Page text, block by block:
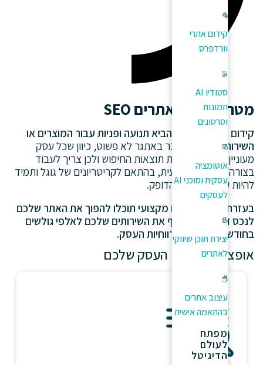
קידום אתרי
וורדפרס
סטודיו AI
תמונות
וסרטונים
אוטומציה
עסקית וסוכני AI
לעסקים
יצירת תוכן שיווקי
לאתרים
עיצוב אתרים
בהתאמה אישית
מפתח
לעולם
הדיגיטל
מטרת קידום אתרים SEO
קידום אתרים נועד להביא תנועה ופניות עבור המוצרים או
השירותים שלך.
מדובר באתגר לא פשוט, כיוון שכל עסק
מעוניין להימצא בחזית תוצאות החיפוש ולכן צריך לעבוד
בצורה יסודית, מקצועית, בהתאם לקריטריונים של גוגל ותמיד
להיות עם אצבע על הדופק.
בעזרת קידום אתרים מקצועי תוכלו להפוך את האתר שלכם
לנכס דיגיטלי, לחשוף את השירותים שלכם לאלפי גולשים
בחודש ולהגדיל את רווחיות העסק.
אופציות לקידום העסק שלכם